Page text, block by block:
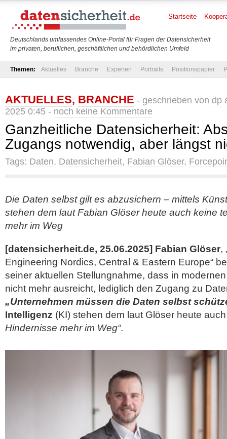
Deutschlands umfassendes Online-Portal für Fragen der Datensicherheit
im privaten, beruflichen, geschäftlichen und behördlichen Umfeld
Startseite
Themen: Aktuelles Branche Experten Portraits Positionspapier
AKTUELLES, BRANCHE - geschrieben von dp
2025 0:45 - noch keine Kommentare
Ganzheitliche Datensicherheit:
Zugangs notwendig, aber längst
Tags: Daten, Datensicherheit, Fabian Glöser,
Die Daten selbst gilt es abzusichern – mittels
stehen dem laut Fabian Glöser heute auch keine
mehr im Weg
[datensicherheit.de, 25.06.2025] Fabian Glöser,
Engineering Nordics, Central & Eastern Europe“
seiner aktuellen Stellungnahme, dass in
nicht mehr ausreicht, lediglich den Zugang zu
„Unternehmen müssen die Daten selbst
Intelligenz (KI) stehen dem laut Glöser heute
Hindernisse mehr im Weg“.